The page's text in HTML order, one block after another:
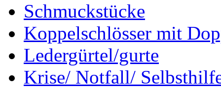
Schmuckstücke
Koppelschlösser mit
Ledergürtel/gurte
Krise/ Notfall/